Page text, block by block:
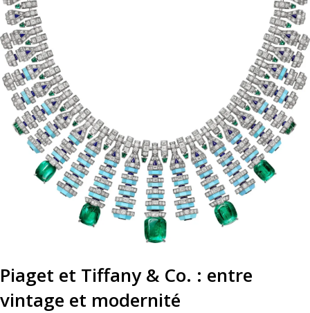
Piaget et Tiffany & Co. : entre
vintage et modernité